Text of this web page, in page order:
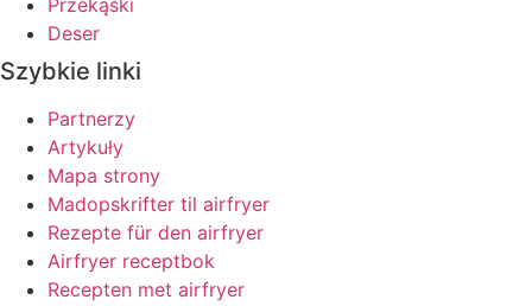
Przekąski
Deser
Szybkie linki
Partnerzy
Artykuły
Mapa strony
Madopskrifter til airfryer
Rezepte für den airfryer
Airfryer receptbok
Recepten met airfryer